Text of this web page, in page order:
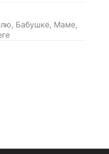
Бабушке, Маме,